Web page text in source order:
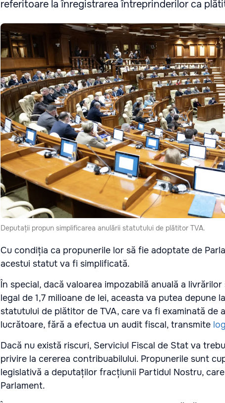
referitoare la înregistrarea întreprinderilor ca
Deputații propun simplificarea anulării statutului de plătitor TVA.
Cu condiția ca propunerile lor să fie adoptate de
acestui statut va fi simplificată.
În special, dacă valoarea impozabilă anuală a
legal de 1,7 milioane de lei, aceasta va putea depune
statutului de plătitor de TVA, care va fi examinată de
lucrătoare, fără a efectua un audit fiscal, transmite
Dacă nu există riscuri, Serviciul Fiscal de Stat va
privire la cererea contribuabilului. Propunerile sunt
legislativă a deputaților fracțiunii Partidul Nostru,
Parlament.